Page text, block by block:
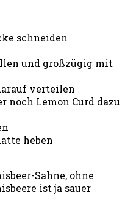
schneiden
und großzügig mit
verteilen
noch Lemon Curd dazu
heben
Sahne, ohne
ist ja sauer